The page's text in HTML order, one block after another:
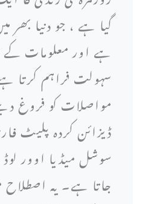
گیا ہے ، جو دنیا بھر
ہے اور معلومات کے
سہولت فراہم کرتا
مواصلات کو فروغ
ڈیزائن کردہ پلیٹ
سوشل میڈیا اوور
جاتا ہے۔ یہ اصطلاح